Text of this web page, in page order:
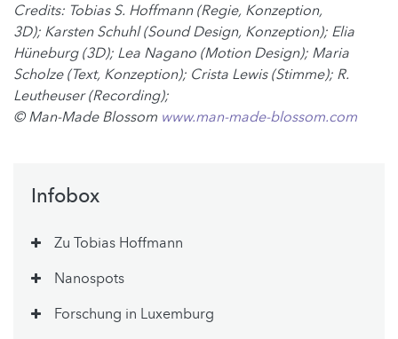
Credits: Tobias S. Hoffmann (Regie, Konzeption,
3D); Karsten Schuhl (Sound Design, Konzeption); Elia
Hüneburg (3D); Lea Nagano (Motion Design); Maria
Scholze (Text, Konzeption); Crista Lewis (Stimme); R.
Leutheuser (Recording);
© Man-Made Blossom www.man-made-blossom.com
Infobox
Zu Tobias Hoffmann
Nanospots
Forschung in Luxemburg